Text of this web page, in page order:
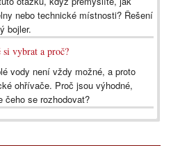
nebo technické místnosti? Řešení
bojler.
vybrat a proč?
vody není vždy možné, a proto
ohřívače. Proč jsou výhodné,
čeho se rozhodovat?